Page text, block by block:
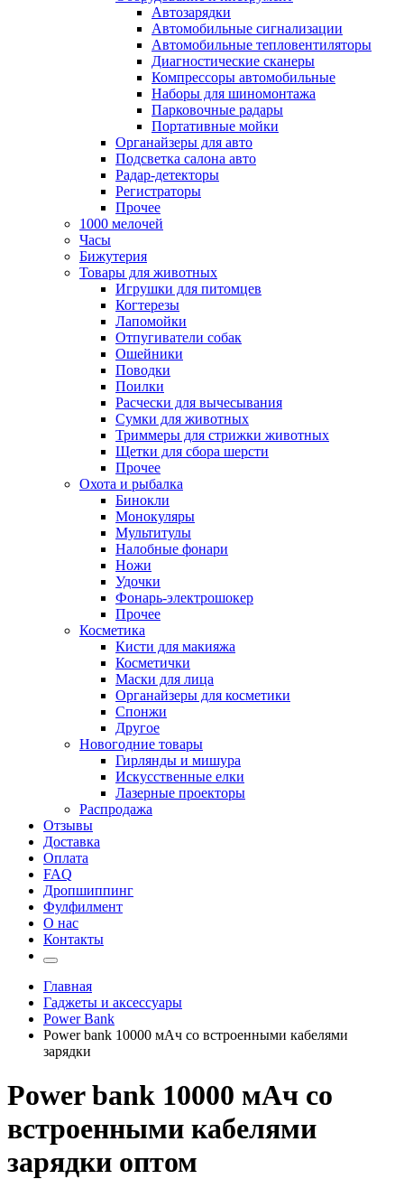
Автозарядки
Автомобильные сигнализации
Автомобильные тепловентиляторы
Диагностические сканеры
Компрессоры автомобильные
Наборы для шиномонтажа
Парковочные радары
Портативные мойки
Органайзеры для авто
Подсветка салона авто
Радар-детекторы
Регистраторы
Прочее
1000 мелочей
Часы
Бижутерия
Товары для животных
Игрушки для питомцев
Когтерезы
Лапомойки
Отпугиватели собак
Ошейники
Поводки
Поилки
Расчески для вычесывания
Сумки для животных
Триммеры для стрижки животных
Щетки для сбора шерсти
Прочее
Охота и рыбалка
Бинокли
Монокуляры
Мультитулы
Налобные фонари
Ножи
Удочки
Фонарь-электрошокер
Прочее
Косметика
Кисти для макияжа
Косметички
Маски для лица
Органайзеры для косметики
Спонжи
Другое
Новогодние товары
Гирлянды и мишура
Искусственные елки
Лазерные проекторы
Распродажа
Отзывы
Доставка
Оплата
FAQ
Дропшиппинг
Фулфилмент
О нас
Контакты
Главная
Гаджеты и аксессуары
Power Bank
Power bank 10000 мАч со встроенными кабелями
зарядки
Power bank 10000 мАч со
встроенными кабелями
зарядки оптом